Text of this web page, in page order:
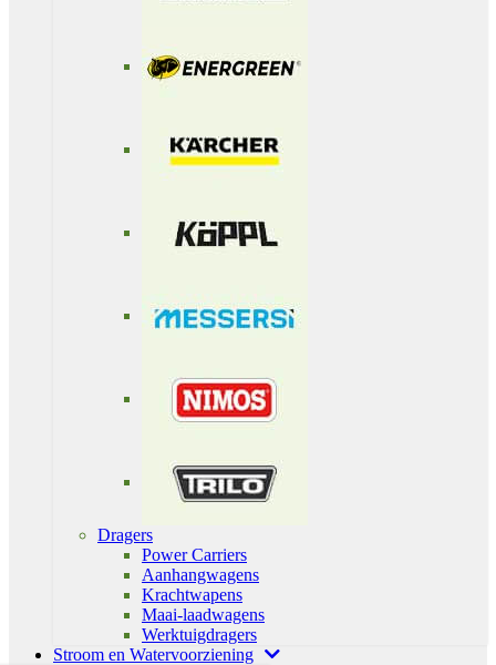
Dragers
Power Carriers
Aanhangwagens
Krachtwapens
Maai-laadwagens
Werktuigdragers
Stroom en Watervoorziening